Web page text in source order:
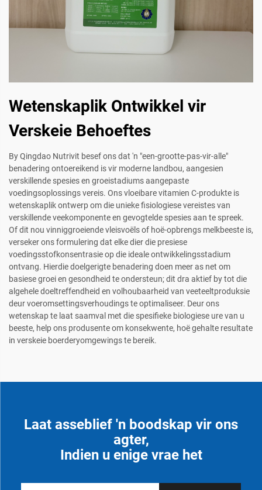
Wetenskaplik Ontwikkel vir
Verskeie Behoeftes
By Qingdao Nutrivit besef ons dat 'n "een-grootte-pas-vir-alle"
benadering ontoereikend is vir moderne landbou, aangesien
verskillende spesies en groeistadiums aangepaste
voedingsoplossings vereis. Ons vloeibare vitamien C-produkte is
wetenskaplik ontwerp om die unieke fisiologiese vereistes van
verskillende veekomponente en gevogtelde spesies aan te spreek.
Of dit nou vinniggroeiende vleisvoëls of hoë-opbrengs melkbeeste is,
verseker ons formulering dat elke dier die presiese
voedingsstofkonsentrasie op die ideale ontwikkelingsstadium
ontvang. Hierdie doelgerigte benadering doen meer as net om
basiese groei en gesondheid te ondersteun; dit dra aktief by tot die
algehele doeltreffendheid en volhoubaarheid van veeteeltproduksie
deur voeromsettingsverhoudings te optimaliseer. Deur ons
wetenskap te laat saamval met die spesifieke biologiese ure van u
beeste, help ons produsente om konsekwente, hoë gehalte resultate
in verskeie boerderyomgewings te bereik.
Laat asseblief 'n boodskap vir ons
agter,
Indien u enige vrae het